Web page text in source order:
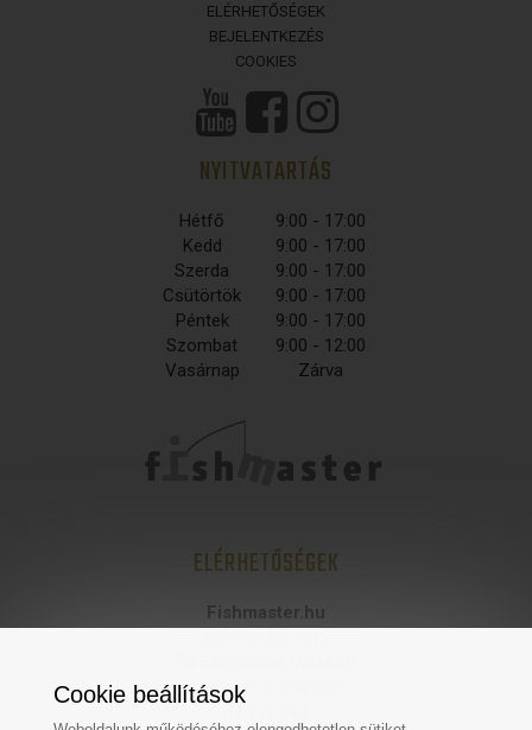
ELÉRHETŐSÉGEK
BEJELENTKEZÉS
COOKIES
NYITVATARTÁS
Hétfő
9:00 - 17:00
Kedd
9:00 - 17:00
Szerda
9:00 - 17:00
Csütörtök
9:00 - 17:00
Péntek
9:00 - 17:00
Szombat
9:00 - 12:00
Vasárnap
Zárva
ELÉRHETŐSÉGEK
Fishmaster.hu
statisztikai számjel:
Cookie beállítások